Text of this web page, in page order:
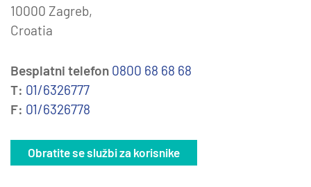
10000 Zagreb,
Croatia
Besplatni telefon 0800 68 68 68
T: 01/6326777
F: 01/6326778
Obratite se službi za korisnike